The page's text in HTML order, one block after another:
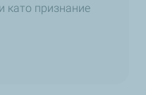
като признание